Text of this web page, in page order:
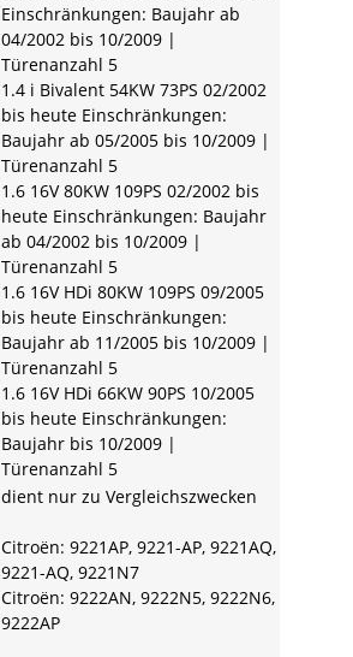
Einschränkungen: Baujahr ab
04/2002 bis 10/2009 |
Türenanzahl 5
1.4 i Bivalent 54KW 73PS 02/2002
bis heute Einschränkungen:
Baujahr ab 05/2005 bis 10/2009 |
Türenanzahl 5
1.6 16V 80KW 109PS 02/2002 bis
heute Einschränkungen: Baujahr
ab 04/2002 bis 10/2009 |
Türenanzahl 5
1.6 16V HDi 80KW 109PS 09/2005
bis heute Einschränkungen:
Baujahr ab 11/2005 bis 10/2009 |
Türenanzahl 5
1.6 16V HDi 66KW 90PS 10/2005
bis heute Einschränkungen:
Baujahr bis 10/2009 |
Türenanzahl 5
dient nur zu Vergleichszwecken
Citroën: 9221AP, 9221-AP, 9221AQ,
9221-AQ, 9221N7
Citroën: 9222AN, 9222N5, 9222N6,
9222AP